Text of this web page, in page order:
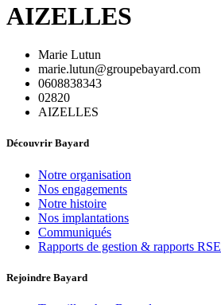
AIZELLES
Marie Lutun
marie.lutun@groupebayard.com
0608838343
02820
AIZELLES
Découvrir Bayard
Notre organisation
Nos engagements
Notre histoire
Nos implantations
Communiqués
Rapports de gestion & rapports RSE
Rejoindre Bayard